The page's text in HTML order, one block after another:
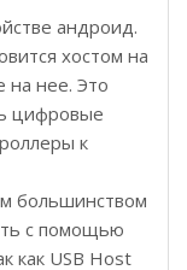
андроид.
хостом на
на нее. Это
цифровые
к
большинством
с помощью
как USB Host